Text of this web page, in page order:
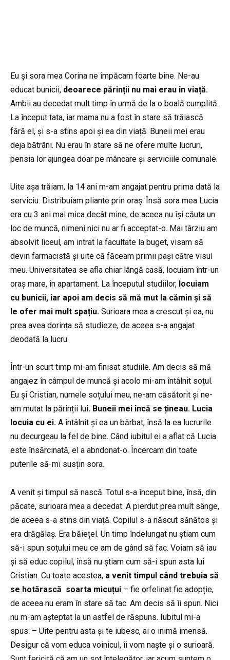
Eu și sora mea Corina ne împăcam foarte bine. Ne-au
educat bunicii, deoarece părinții nu mai erau în viață.
Ambii au decedat mult timp în urmă de la o boală cumplită.
La început tata, iar mama nu a fost în stare să trăiască
fără el, și s-a stins apoi și ea din viață. Buneii mei erau
deja bătrâni. Nu erau în stare să ne ofere multe lucruri,
pensia lor ajungea doar pe mâncare și serviciile comunale.
Uite așa trăiam, la 14 ani m-am angajat pentru prima dată la
serviciu. Distribuiam pliante prin oraș. Însă sora mea Lucia
era cu 3 ani mai mica decât mine, de aceea nu își căuta un
loc de muncă, nimeni nici nu ar fi acceptat-o. Mai târziu am
absolvit liceul, am intrat la facultate la buget, visam să
devin farmacistă și uite că făceam primii pași către visul
meu. Universitatea se afla chiar lângă casă, locuiam într-un
oraș mare, în apartament. La începutul studiilor, locuiam
cu bunicii, iar apoi am decis să mă mut la cămin și să
le ofer mai mult spațiu. Surioara mea a crescut și ea, nu
prea avea dorința să studieze, de aceea s-a angajat
deodată la lucru.
Într-un scurt timp mi-am finisat studiile. Am decis să mă
angajez în câmpul de muncă și acolo mi-am întâlnit soțul.
Eu și Cristian, numele soțului meu, ne-am căsătorit și ne-
am mutat la părinții lui. Buneii mei încă se țineau. Lucia
locuia cu ei. A întâlnit și ea un bărbat, însă la ea lucrurile
nu decurgeau la fel de bine. Când iubitul ei a aflat că Lucia
este însărcinată, el a abndonat-o. Încercam din toate
puterile să-mi susțin sora.
A venit și timpul să nască. Totul s-a început bine, însă, din
păcate, surioara mea a decedat. A pierdut prea mult sânge,
de aceea s-a stins din viață. Copilul s-a născut sănătos și
era drăgălaș. Era băiețel. Un timp îndelungat nu știam cum
să-i spun soțului meu ce am de gând să fac. Voiam să iau
și să educ copilul, însă nu știam cum să-i spun asta lui
Cristian. Cu toate acestea, a venit timpul când trebuia să
se hotărască soarta micuțui – fie orfelinat fie adopție,
de aceea nu eram în stare să tac. Am decis să îi spun. Nici
nu m-am așteptat la un astfel de răspuns. Iubitul mi-a
spus: – Uite pentru asta și te iubesc, ai o inimă imensă.
Desigur că vom educa voinicul, îi vom naște și o surioară.